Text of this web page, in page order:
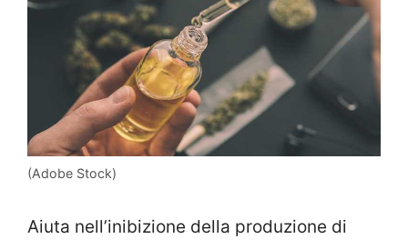
(Adobe Stock)
Aiuta nell’inibizione della produzione di